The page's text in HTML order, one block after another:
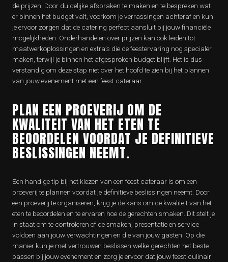
de prijzen. Door duidelijke afspraken te maken en te bespreken wat
er binnen het budget valt, voorkom je verrassingen achteraf en kun
je ervoor zorgen dat de catering perfect aansluit bij jouw financiële
mogelijkheden. Onderhandelen over prijzen kan ook leiden tot
maatwerkoplossingen en extra’s die de feestervaring nog specialer
maken, terwijl je binnen het afgesproken budget blijft. Het is dus
verstandig om deze stap niet over het hoofd te zien bij het plannen
van jouw evenement met een feest cateraar.
PLAN EEN PROEVERIJ OM DE
KWALITEIT VAN HET ETEN TE
BEOORDELEN VOORDAT JE DEFINITIEVE
BESLISSINGEN NEEMT.
Een handige tip bij het kiezen van een feest cateraar is om een
proeverij te plannen voordat je definitieve beslissingen neemt. Door
een proeverij te organiseren, krijg je de kans om de kwaliteit van het
eten te beoordelen en te ervaren hoe de gerechten smaken. Dit stelt je
in staat om te controleren of de smaken, presentatie en service
voldoen aan jouw verwachtingen en die van jouw gasten. Op die
manier kun je met vertrouwen beslissen welke gerechten het beste
passen bij jouw evenement en zorg je ervoor dat jouw feest culinair